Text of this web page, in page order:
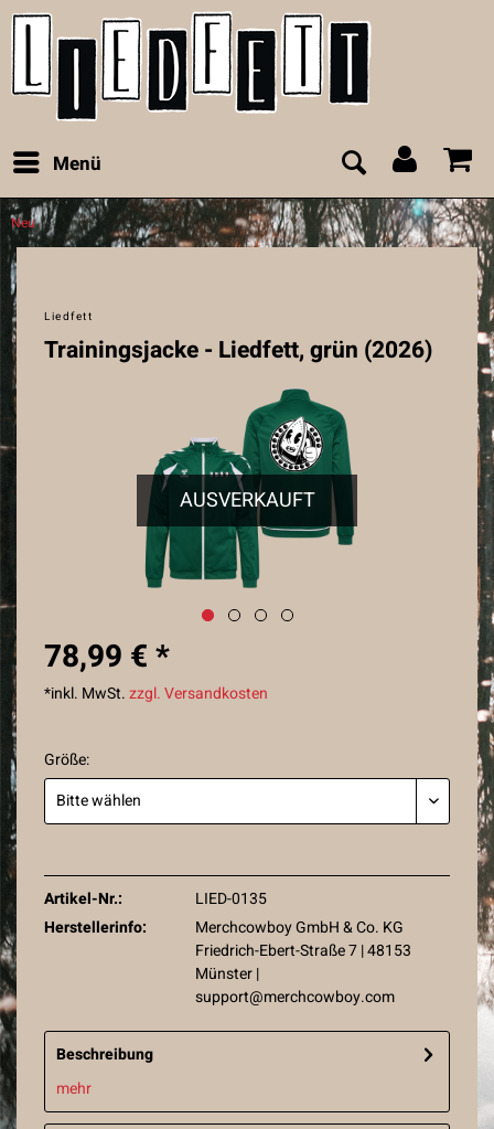
Menü
Neu
Liedfett
Trainingsjacke - Liedfett, grün (2026)
AUSVERKAUFT
78,99 € *
*inkl. MwSt.zzgl. Versandkosten
Größe:
Artikel-Nr.:
LIED-0135
Herstellerinfo:
Merchcowboy GmbH & Co. KG
Friedrich-Ebert-Straße 7 | 48153
Münster |
support@merchcowboy.com
Beschreibung
mehr